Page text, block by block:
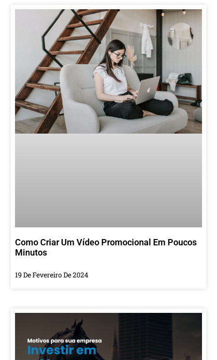
Como Criar Um Vídeo Promocional Em Poucos
Minutos
19 De Fevereiro De 2024